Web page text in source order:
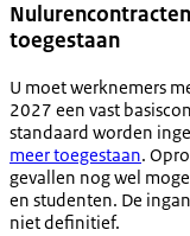
toegestaan
U moet werknemers
2027 een vast
standaard worden
meer toegestaan.
gevallen nog wel
en studenten. De
niet definitief.